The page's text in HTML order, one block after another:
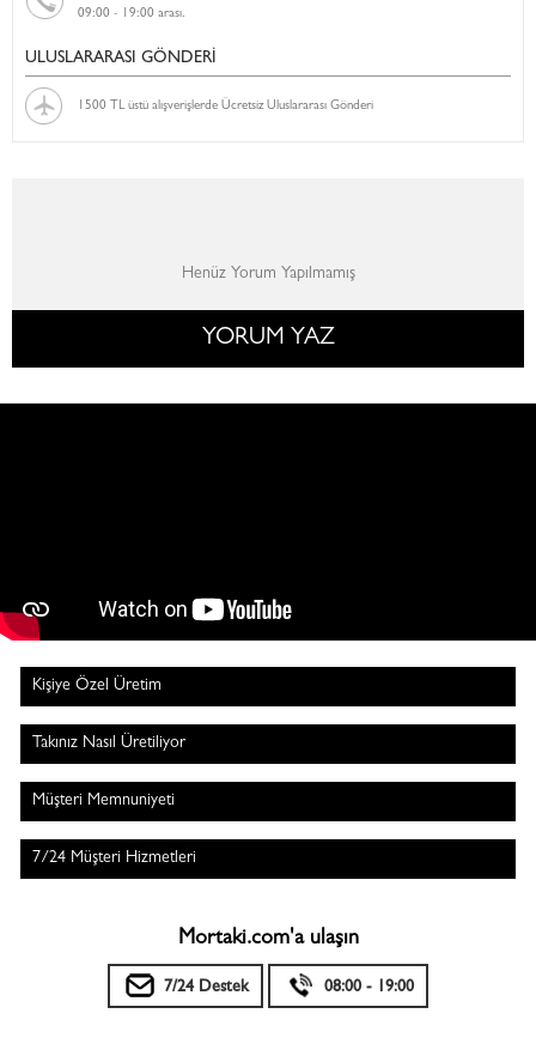
09:00 - 19:00 arası.
ULUSLARARASI GÖNDERİ
1500 TL üstü alışverişlerde Ücretsiz Uluslararası Gönderi
Henüz Yorum Yapılmamış
YORUM YAZ
Kişiye Özel Üretim
Takınız Nasıl Üretiliyor
Müşteri Memnuniyeti
7/24 Müşteri Hizmetleri
Mortaki.com'a ulaşın
7/24 Destek 08:00 - 19:00